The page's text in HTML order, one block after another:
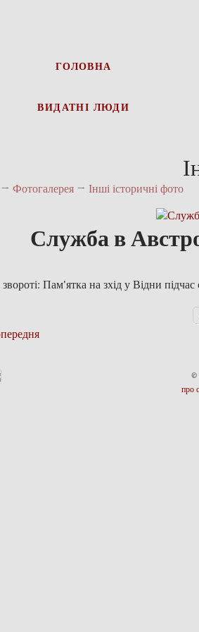
ГОЛОВНА
ВИДАТНІ ЛЮДИ
Фотогалерея →Інші історичні фото
Служба в
Пам'ятка на зхід у Відни
©
про